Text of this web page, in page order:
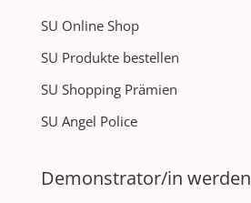
SU Online Shop
SU Produkte bestellen
SU Shopping Prämien
SU Angel Police
Demonstrator/in werden